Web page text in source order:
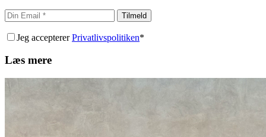
Tilmeld
Jeg acceptererPrivatlivspolitiken*
Læs mere